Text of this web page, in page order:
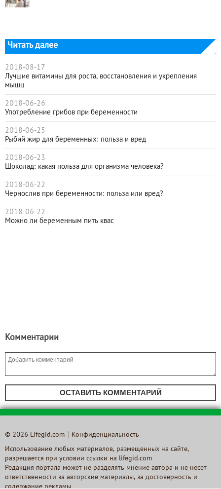
Читать далее
2018-08-17
Лучшие витамины для роста, восстановления и укрепления
мышц
2018-06-26
Употребление грибов при беременности
2018-06-25
Рыбий жир для беременных: польза и вред
2018-06-23
Шоколад: какая польза для организма человека?
2018-06-22
Чернослив при беременности: польза или вред?
2018-06-22
Можно ли беременным пить квас
Комментарии
ОСТАВИТЬ КОММЕНТАРИЙ
© 2026 Lifegid.com Конфиденциальность
Использование любых материалов, размещенных на сайте,
разрешается при условии ссылки на lifegid.com
Редакция портала может не разделять мнение автора и не несет
ответственности за авторские материалы, за достоверность и
содержание рекламы